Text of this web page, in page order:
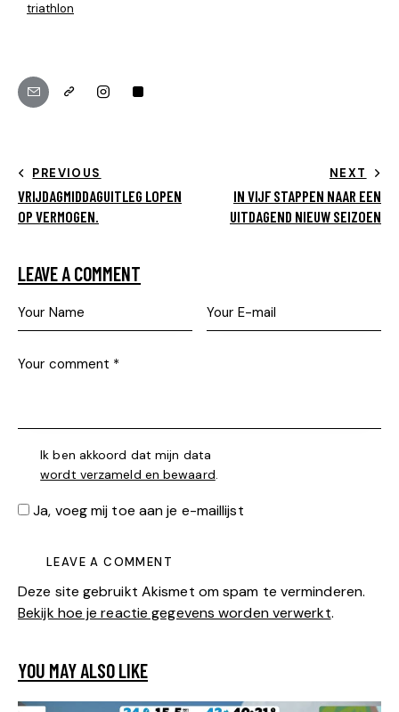
triathlon
PREVIOUS
VRIJDAGMIDDAGUITLEG LOPEN
OP VERMOGEN.
NEXT
IN VIJF STAPPEN NAAR EEN
UITDAGEND NIEUW SEIZOEN
LEAVE A COMMENT
Ik ben akkoord dat mijn data
wordt verzameld en bewaard.
Ja, voeg mij toe aan je e-maillijst
Deze site gebruikt Akismet om spam te verminderen.
Bekijk hoe je reactie gegevens worden verwerkt.
YOU MAY ALSO LIKE